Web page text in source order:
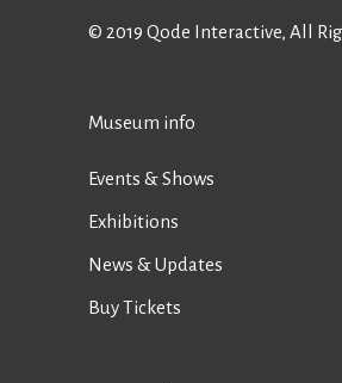
© 2019 Qode Interactive, All
Museum info
Events & Shows
Exhibitions
News & Updates
Buy Tickets